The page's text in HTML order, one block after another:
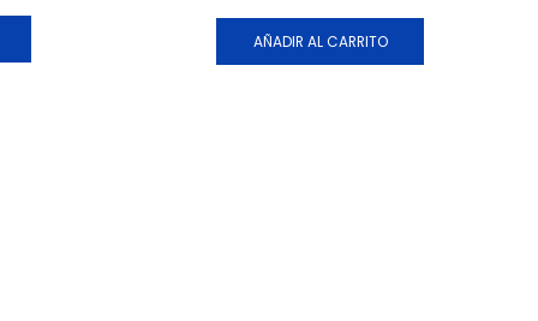
AÑADIR AL CARRITO